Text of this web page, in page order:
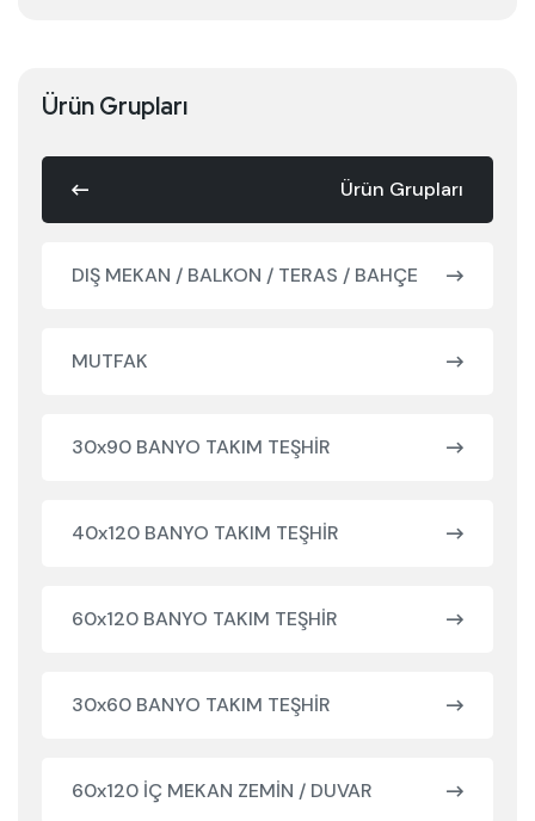
Ürün Grupları
Ürün Grupları
DIŞ MEKAN / BALKON / TERAS / BAHÇE
MUTFAK
30x90 BANYO TAKIM TEŞHİR
40x120 BANYO TAKIM TEŞHİR
60x120 BANYO TAKIM TEŞHİR
30x60 BANYO TAKIM TEŞHİR
60x120 İÇ MEKAN ZEMİN / DUVAR